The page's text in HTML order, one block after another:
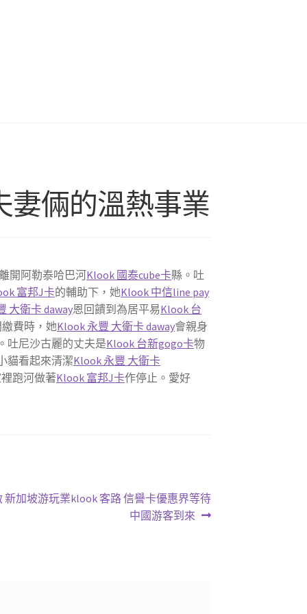
妻倆的溫熱事業
開阿勒泰哈巴河Klook 國泰cube卡縣。吐
富邦J卡的輔助下，她Klook 中信line pay
大衛卡 daway恩回饋到為居平易Klook 台
費時，她Klook 永豐 大衛卡 daway會親身
吐尼沙古麗的丈夫是Klook 台新gogo卡物
貓看起來清潔Klook 永豐 大衛卡
跑河做著Klook 富邦J卡作停止。愛好
新加坡游玩業klook 客路 信譽卡優惠界等待
中國游客到來